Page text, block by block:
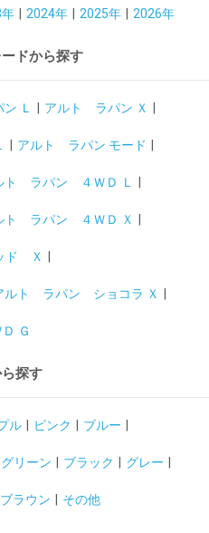
2024年 2025年 2026年
ドから探す
Ｌ アルト ラパン Ｘ
アルト ラパン モード
ト ラパン ４ＷＤ Ｌ
ト ラパン ４ＷＤ Ｘ
ド Ｘ
ルト ラパン ショコラ Ｘ
Ｇ
探す
ル ピンク ブルー
グリーン ブラック グレー
ブラウン その他